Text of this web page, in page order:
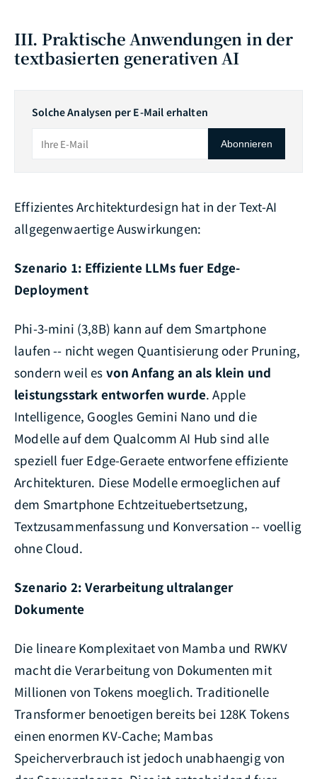
III. Praktische Anwendungen in der
textbasierten generativen AI
Solche Analysen per E-Mail erhalten
Abonnieren
Effizientes Architekturdesign hat in der Text-AI
allgegenwaertige Auswirkungen:
Szenario 1: Effiziente LLMs fuer Edge-
Deployment
Phi-3-mini (3,8B) kann auf dem Smartphone
laufen -- nicht wegen Quantisierung oder Pruning,
sondern weil es von Anfang an als klein und
leistungsstark entworfen wurde. Apple
Intelligence, Googles Gemini Nano und die
Modelle auf dem Qualcomm AI Hub sind alle
speziell fuer Edge-Geraete entworfene effiziente
Architekturen. Diese Modelle ermoeglichen auf
dem Smartphone Echtzeituebertsetzung,
Textzusammenfassung und Konversation -- voellig
ohne Cloud.
Szenario 2: Verarbeitung ultralanger
Dokumente
Die lineare Komplexitaet von Mamba und RWKV
macht die Verarbeitung von Dokumenten mit
Millionen von Tokens moeglich. Traditionelle
Transformer benoetigen bereits bei 128K Tokens
einen enormen KV-Cache; Mambas
Speicherverbrauch ist jedoch unabhaengig von